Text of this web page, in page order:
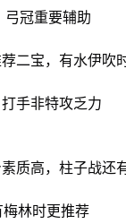
冠重要辅助
二宝，有水伊吹
手非特攻乏力
质高，柱子战还
林时更推荐